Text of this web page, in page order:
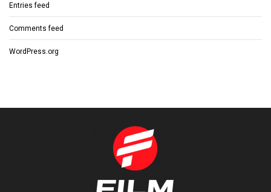
Entries feed
Comments feed
WordPress.org